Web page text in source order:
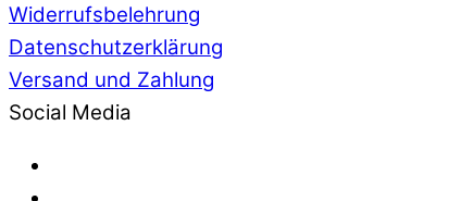
Widerrufsbelehrung
Datenschutzerklärung
Versand und Zahlung
Social Media